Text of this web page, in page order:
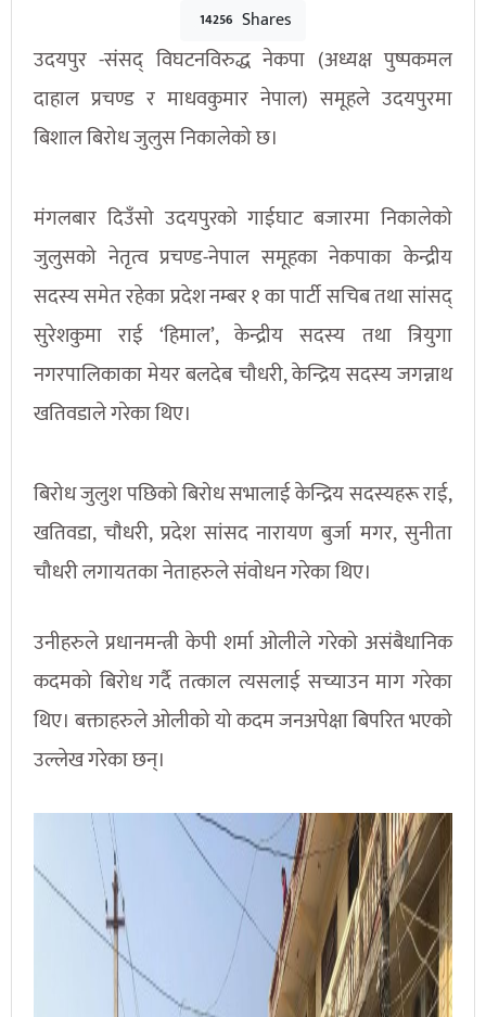
14256 Shares
उदयपुर -संसद् विघटनविरुद्ध नेकपा (अध्यक्ष पुष्पकमल
दाहाल प्रचण्ड र माधवकुमार नेपाल) समूहले उदयपुरमा
बिशाल बिरोध जुलुस निकालेको छ।
मंगलबार दिउँसो उदयपुरको गाईघाट बजारमा निकालेको
जुलुसको नेतृत्व प्रचण्ड-नेपाल समूहका नेकपाका केन्द्रीय
सदस्य समेत रहेका प्रदेश नम्बर १ का पार्टी सचिब तथा सांसद्
सुरेशकुमा राई ‘हिमाल’, केन्द्रीय सदस्य तथा त्रियुगा
नगरपालिकाका मेयर बलदेब चौधरी, केन्द्रिय सदस्य जगन्नाथ
खतिवडाले गरेका थिए।
बिरोध जुलुश पछिको बिरोध सभालाई केन्द्रिय सदस्यहरू राई,
खतिवडा, चाैधरी, प्रदेश सांसद नारायण बुर्जा मगर, सुनीता
चौधरी लगायतका नेताहरुले संवाेधन गरेका थिए।
उनीहरुले प्रधानमन्त्री केपी शर्मा ओलीले गरेको असंबैधानिक
कदमको बिरोध गर्दै तत्काल त्यसलाई सच्याउन माग गरेका
थिए। बक्ताहरुले ओलीको यो कदम जनअपेक्षा बिपरित भएको
उल्लेख गरेका छन्।